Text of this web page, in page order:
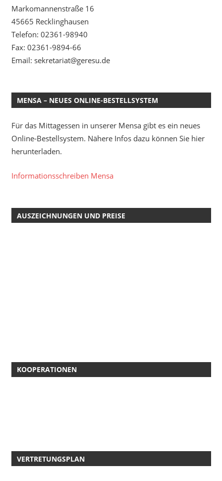
Markomannenstraße 16
45665 Recklinghausen
Telefon: 02361-98940
Fax: 02361-9894-66
Email: sekretariat@geresu.de
MENSA – NEUES ONLINE-BESTELLSYSTEM
Für das Mittagessen in unserer Mensa gibt es ein neues
Online-Bestellsystem. Nähere Infos dazu können Sie hier
herunterladen.
Informationsschreiben Mensa
AUSZEICHNUNGEN UND PREISE
KOOPERATIONEN
VERTRETUNGSPLAN